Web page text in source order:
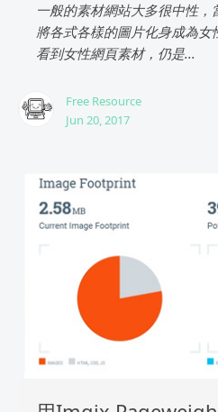
一般的素材網站大多很中性，
將各式各樣的圖片化身成為
看到女性網頁素材，仍是...
Free Resource
Jun 20, 2017